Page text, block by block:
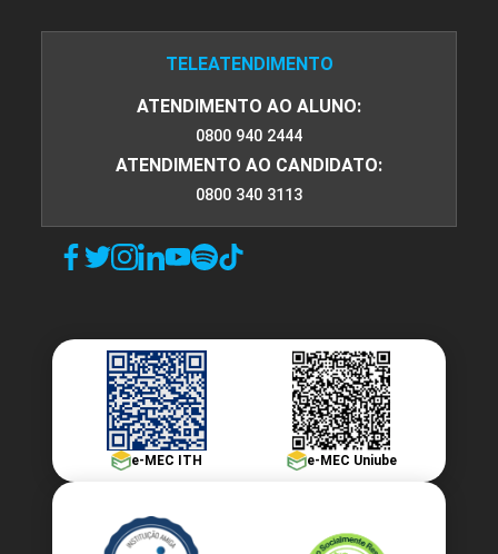
10h
TELEATENDIMENTO
ATENDIMENTO AO ALUNO:
0800 940 2444
ATENDIMENTO AO CANDIDATO:
0800 340 3113
e-MEC ITH e-MEC Uniube